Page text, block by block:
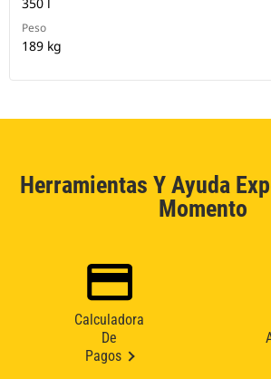
350 l
Peso
189 kg
Herramientas Y Ayuda
Momento
Calculadora
De
Pagos